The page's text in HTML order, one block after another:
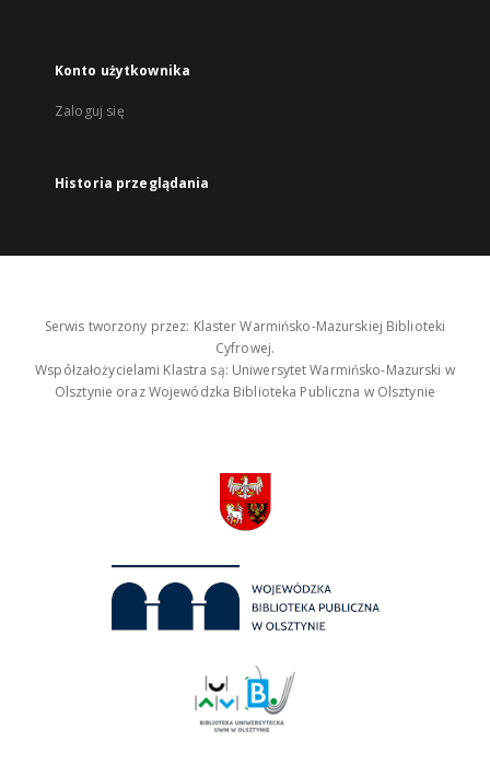
Konto użytkownika
Zaloguj się
Historia przeglądania
Serwis tworzony przez: Klaster Warmińsko-Mazurskiej Biblioteki
Cyfrowej.
Współzałożycielami Klastra są: Uniwersytet Warmińsko-Mazurski w
Olsztynie oraz Wojewódzka Biblioteka Publiczna w Olsztynie